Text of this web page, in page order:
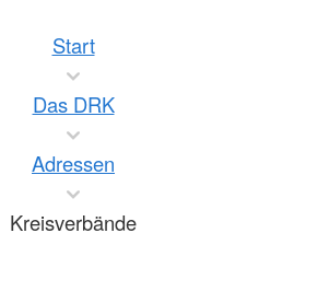
Start
Das DRK
Adressen
Kreisverbände